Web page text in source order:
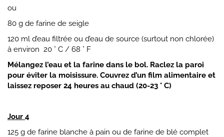
ou
80 g de farine de seigle
120 ml d’eau filtrée ou d’eau de source (surtout non chlorée)
à environ 20 ° C / 68 ° F
Mélangez l’eau et la farine dans le bol. Raclez la paroi
pour éviter la moisissure. Couvrez d’un film alimentaire et
laissez reposer 24 heures au chaud (20-23 ° C)
Jour 4
125 g de farine blanche à pain ou de farine de blé complet